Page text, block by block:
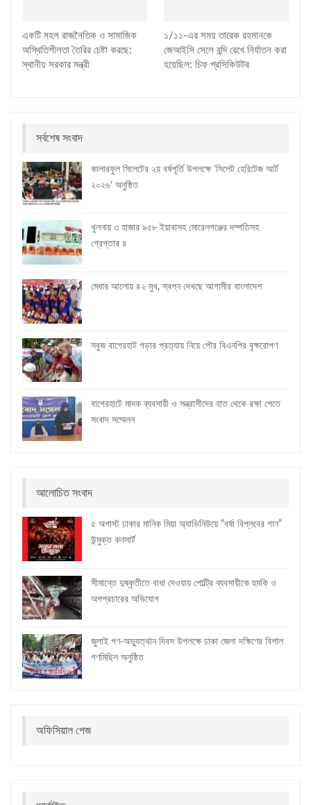
একটি মহল রাজনৈতিক ও সামাজিক
অস্থিতিশীলতা তৈরির চেষ্টা করছে:
স্থানীয় সরকার মন্ত্রী
১/১১-এর সময় তারেক রহমানকে
জেআইসি সেলে বন্দি রেখে নির্যাতন করা
হয়েছিল: চিফ প্রসিকিউটর
সর্বশেষ সংবাদ
কালারফুল সিলেটের ২য় বর্ষপূর্তি উপলক্ষে ‘সিলেট হেরিটেজ আর্ট
২০২৬’ অনুষ্ঠিত
খুলনায় ৩ হাজার ৯৫৮ ইয়াবাসহ মোরেলগঞ্জের দম্পতিসহ
গ্রেপ্তার ৪
মেধার আলোয় ৪২ মুখ, স্বপ্ন দেখছে আগামীর বাংলাদেশ
সবুজ বাগেরহাট গড়ার প্রত্যায় নিয়ে পৌর বিএনপির বৃক্ষরোপণ
বাগেরহাটে মাদক ব্যবসায়ী ও সন্ত্রাসীদের হাত থেকে রক্ষা পেতে
সংবাদ সম্মেলন
আলোচিত সংবাদ
৫ অগাস্ট ঢাকার মানিক মিয়া অ্যাভিনিউয়ে “বর্ষা বিপ্লবের গান”
উন্মুক্ত কনসার্ট
সীমান্তে দুষ্কৃতীতে বাধা দেওয়ায় পোল্ট্রি ব্যবসায়ীকে হুমকি ও
অপপ্রচারের অভিযোগ
জুলাই গণ-অভ্যুত্থান দিবস উপলক্ষে ঢাকা জেলা দক্ষিণের বিশাল
গণমিছিল অনুষ্ঠিত
অফিসিয়াল পেজ